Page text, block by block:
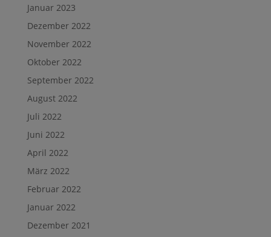
Januar 2023
Dezember 2022
November 2022
Oktober 2022
September 2022
August 2022
Juli 2022
Juni 2022
April 2022
März 2022
Februar 2022
Januar 2022
Dezember 2021